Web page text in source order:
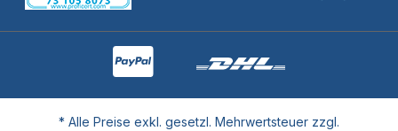
* Alle Preise exkl. gesetzl. Mehrwertsteuer zzgl.